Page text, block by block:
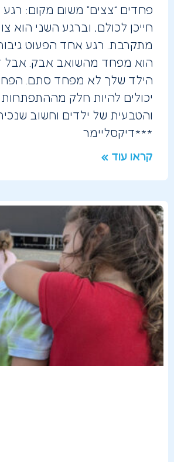
פחדים “צצים” משום מקום:
חייכן לכולם, וברגע השני הוא
מתקרבת. רגע אחד הפעוט
הוא מפחד מהשואב אבק. אבל
הילד שלך לא מפחד סתם.
יכולים להיות חלק
והטבעית של ילדים וחשוב
***דיקסליימר
קראו עוד »